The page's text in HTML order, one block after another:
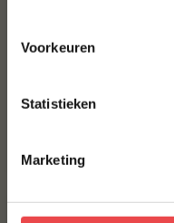
Voorkeuren
Statistieken
Marketing
Procureur